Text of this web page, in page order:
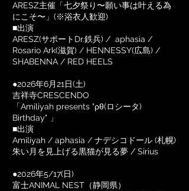
ARESZ主催「七夕祭り〜願い事は叶える為
にこそ〜」(※浴衣人歓迎)
■出演
ARESZ(サポートDr.鉄兵) / aphasia /
Rosario Ark(滋賀) / HENNESSY(広島) /
SHABENNA / RED HEELS
●2026年6月21日(土)
吉祥寺CRESCENDO
「Amiliyah presents "ρθ(ロシータ)
Birthday" 」
■出演
Amiliyah / aphasia / ナデシコドール (札幌)
朱い月を見上げる黒猫が見る夢 / Sirius
●2026年5/17(日)
富士ANIMAL NEST（静岡県）